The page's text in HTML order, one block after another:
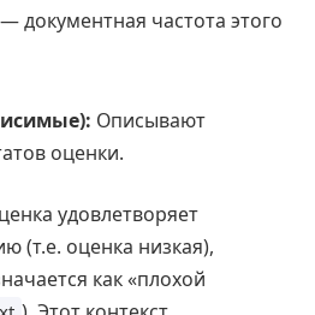
документная частота этого
Описывают
оценки.
удовлетворяет
(т.е. оценка низкая),
как «плохой